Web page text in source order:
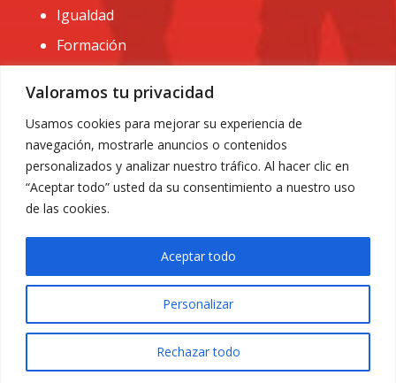
Valoramos tu privacidad
Usamos cookies para mejorar su experiencia de
navegación, mostrarle anuncios o contenidos
personalizados y analizar nuestro tráfico. Al hacer clic en
“Aceptar todo” usted da su consentimiento a nuestro uso
de las cookies.
Personalizar
Rechazar todo
Aceptar todo
Igualdad
Formación
CONTACTO:
administracion@usomurcia.org
968 25 01 20
C/ Huerto de las bombas nº6. 30009 Murcia
Privacidad|
© 2018 Todos los derechos reservados. Diseño web
ACRILONIA